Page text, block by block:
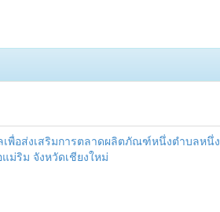
พื่อส่งเสริมการตลาดผลิตภัณฑ์หนึ่งตำบลหนึ่ง
ม่ริม จังหวัดเชียงใหม่